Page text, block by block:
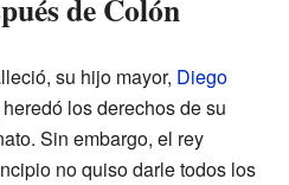
de Colón
su hijo mayor, Diego
heredó los derechos de su
Sin embargo, el rey
no quiso darle todos los